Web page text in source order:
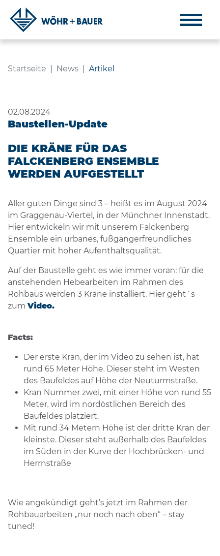
ARTIKEL
NavigationInhaltFußzeile
Startseite News Artikel
02.08.2024
Baustellen-Update
DIE KRÄNE FÜR DAS
FALCKENBERG ENSEMBLE
WERDEN AUFGESTELLT
Aller guten Dinge sind 3 – heißt es im August 2024
im Graggenau-Viertel, in der Münchner Innenstadt.
Hier entwickeln wir mit unserem Falckenberg
Ensemble ein urbanes, fußgängerfreundliches
Quartier mit hoher Aufenthaltsqualität.
Auf der Baustelle geht es wie immer voran: für die
anstehenden Hebearbeiten im Rahmen des
Rohbaus werden 3 Kräne installiert. Hier geht´s
zum Video.
Facts:
Der erste Kran, der im Video zu sehen ist, hat
rund 65 Meter Höhe. Dieser steht im Westen
des Baufeldes auf Höhe der Neuturmstraße.
Kran Nummer zwei, mit einer Höhe von rund 55
Meter, wird im nordöstlichen Bereich des
Baufeldes platziert.
Mit rund 34 Metern Höhe ist der dritte Kran der
kleinste. Dieser steht außerhalb des Baufeldes
im Süden in der Kurve der Hochbrücken- und
Herrnstraße
Wie angekündigt geht’s jetzt im Rahmen der
Rohbauarbeiten „nur noch nach oben“ – stay
tuned!